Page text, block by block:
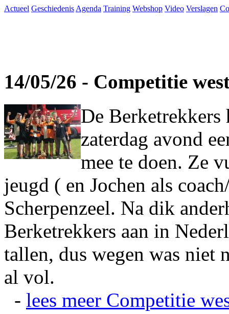
Actueel Geschiedenis Agenda Training Webshop Video Verslagen
14/05/26 - Competitie
De Berketrekkers
zaterdag avond
mee te doen. Ze
jeugd ( en Jochen als
Scherpenzeel. Na dik
Berketrekkers aan in
tallen, dus wegen was niet
al vol.
- lees meer Competitie